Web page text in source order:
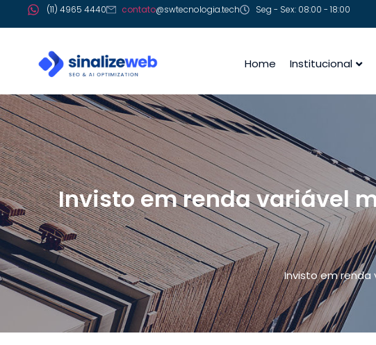
(11) 4965 4440 contato@swtecnologia.tech Seg - Sex: 08:00 - 18:00
Home Institucional
Invisto em renda variável
Invisto em renda